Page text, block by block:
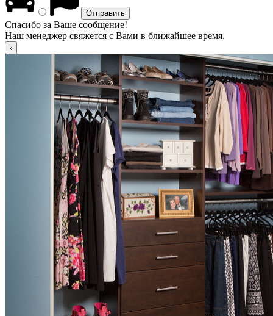
Спасибо за Ваше сообщение!
Наш менеджер свяжется с Вами в ближайшее время.